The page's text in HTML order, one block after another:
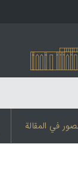
في المقالة